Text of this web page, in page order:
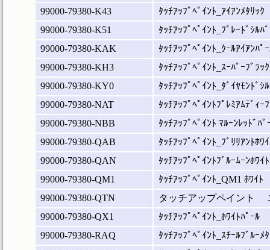
99000-79380-K43
ﾀｯﾁｱｯﾌﾟﾍﾟｲﾝﾄ_ｱｲｱﾝﾒﾀﾘｯｸ
99000-79380-K51
ﾀｯﾁｱｯﾌﾟﾍﾟｲﾝﾄ_ﾌﾞﾚｰﾄﾞｼﾙﾊ
99000-79380-KAK
ﾀｯﾁｱｯﾌﾟﾍﾟｲﾝﾄ_ｸｰﾙｱｲｱﾝﾊﾟ
99000-79380-KH3
ﾀｯﾁｱｯﾌﾟﾍﾟｲﾝﾄ_ｽｰﾊﾟｰﾌﾞﾗｯｸ
99000-79380-KY0
ﾀｯﾁｱｯﾌﾟﾍﾟｲﾝﾄ_ﾀﾞｲﾔﾓﾝﾄﾞｼ
99000-79380-NAT
ﾀｯﾁｱｯﾌﾟﾍﾟｲﾝﾄﾌﾟﾚﾐｱﾑﾃﾞｨｰ
99000-79380-NBB
ﾀｯﾁｱｯﾌﾟﾍﾟｲﾝﾄ ﾏﾙｰﾝﾚｯﾄﾞﾊﾟ
99000-79380-QAB
ﾀｯﾁｱｯﾌﾟﾍﾟｲﾝﾄ_ﾌﾞﾘﾘｱﾝﾄﾎﾜ
99000-79380-QAN
ﾀｯﾁｱｯﾌﾟﾍﾟｲﾝﾄﾌﾞﾙｰﾑｰﾝﾎﾜｲ
99000-79380-QM1
ﾀｯﾁｱｯﾌﾟﾍﾟｲﾝﾄ_QM1 ﾎﾜｲﾄ
99000-79380-QTN
タッチアップペイント
99000-79380-QX1
ﾀｯﾁｱｯﾌﾟﾍﾟｲﾝﾄ_ﾎﾜｲﾄﾊﾟｰﾙ
99000-79380-RAQ
ﾀｯﾁｱｯﾌﾟﾍﾟｲﾝﾄ_ｽﾁｰﾙﾌﾞﾙｰﾒ